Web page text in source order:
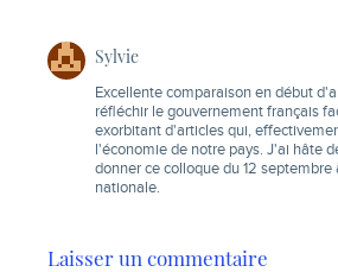
Sylvie
Excellente comparaison en début
réfléchir le gouvernement français
exorbitant d'articles qui,
l'économie de notre pays. J'ai hâte
donner ce colloque du 12 septembre
nationale.
Laisser un commentaire